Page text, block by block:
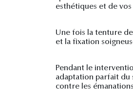
esthétiques et de
Une fois la tenture
et la fixation
Pendant le
adaptation parfait du
contre les